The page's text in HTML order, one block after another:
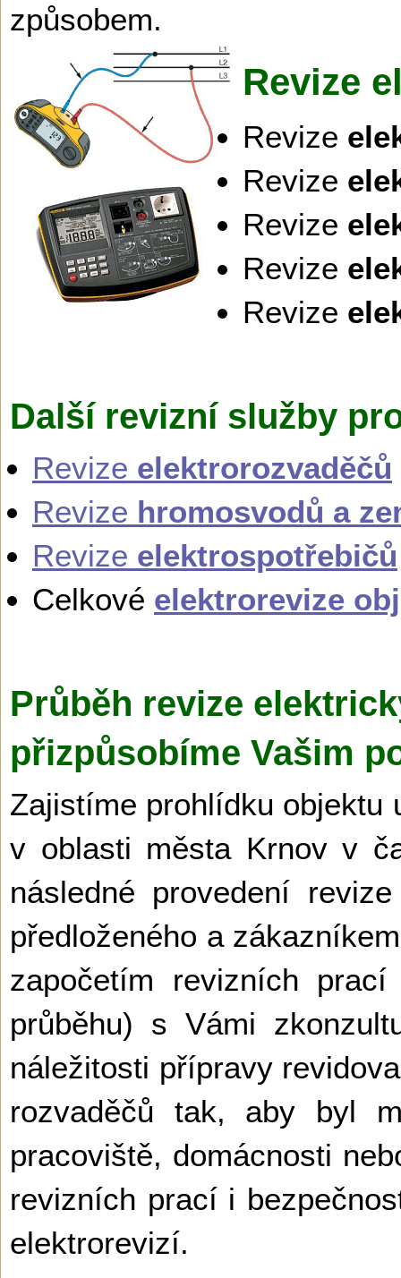
způsobem.
Revize
Revize
Revize
Revize
Revize
Revize
Další revizní služby
Revize elektrorozvaděčů
Revize hromosvodů a
Revize elektrospotřebičů
Celkové elektrorevize
Průběh revize
přizpůsobíme Vašim
Zajistíme prohlídku objektu
v oblasti města Krnov v
následné provedení
předloženého a
započetím revizních
průběhu) s Vámi
náležitosti přípravy
rozvaděčů tak, aby byl
pracoviště, domácnosti
revizních prací i
elektrorevizí.